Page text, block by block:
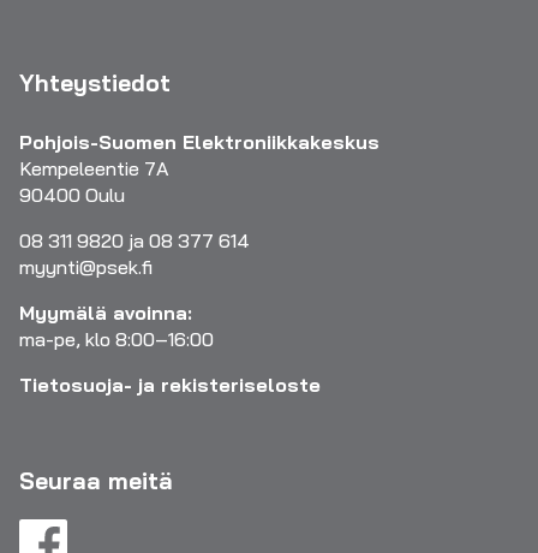
Yhteystiedot
Pohjois-Suomen Elektroniikkakeskus
Kempeleentie 7A
90400 Oulu
08 311 9820 ja 08 377 614
myynti@psek.fi
Myymälä avoinna:
ma-pe, klo 8:00–16:00
Tietosuoja- ja rekisteriseloste
Seuraa meitä